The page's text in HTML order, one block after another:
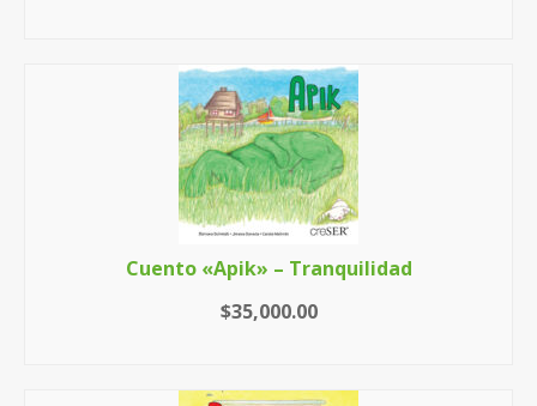
Cuento «Apik» – Tranquilidad
$35,000.00